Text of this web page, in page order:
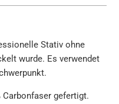
Stativ ohne
wurde. Es verwendet
Carbonfaser gefertigt.